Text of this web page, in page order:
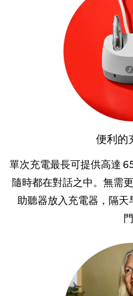
便利的
單次充電最長可提供高達
隨時都在對話之中。無需
助聽器放入充電器，隔天